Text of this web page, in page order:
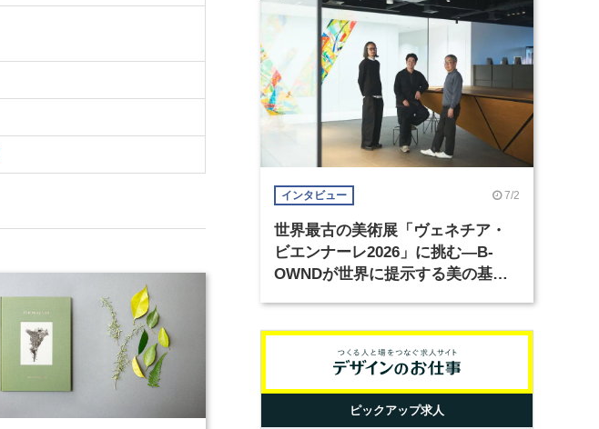
インタビュー 7/2
世界最古の美術展「ヴェネチア・
ビエンナーレ2026」に挑む―B-
OWNDが世界に提示する美の基準
ピックアップ求人